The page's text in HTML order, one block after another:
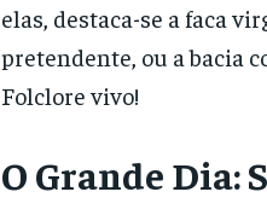
elas, destaca-se a faca
pretendente, ou a bacia
Folclore vivo!
O Grande Dia: